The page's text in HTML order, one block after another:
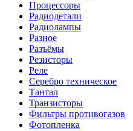
Процессоры
Радиодетали
Радиолампы
Разное
Разъёмы
Резисторы
Реле
Серебро техническое
Тантал
Транзисторы
Фильтры противогазов
Фотопленка